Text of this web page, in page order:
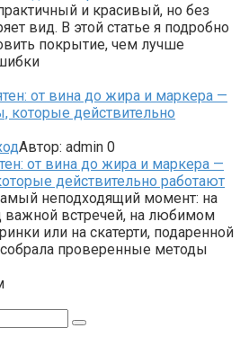
и красивый, но без
вид. В этой статье я подробно
покрытие, чем лучше
от вина до жира и маркера —
действительно
Автор: admin 0
неподходящий момент: на
важной встречей, на любимом
или на скатерти, подаренной
проверенные методы